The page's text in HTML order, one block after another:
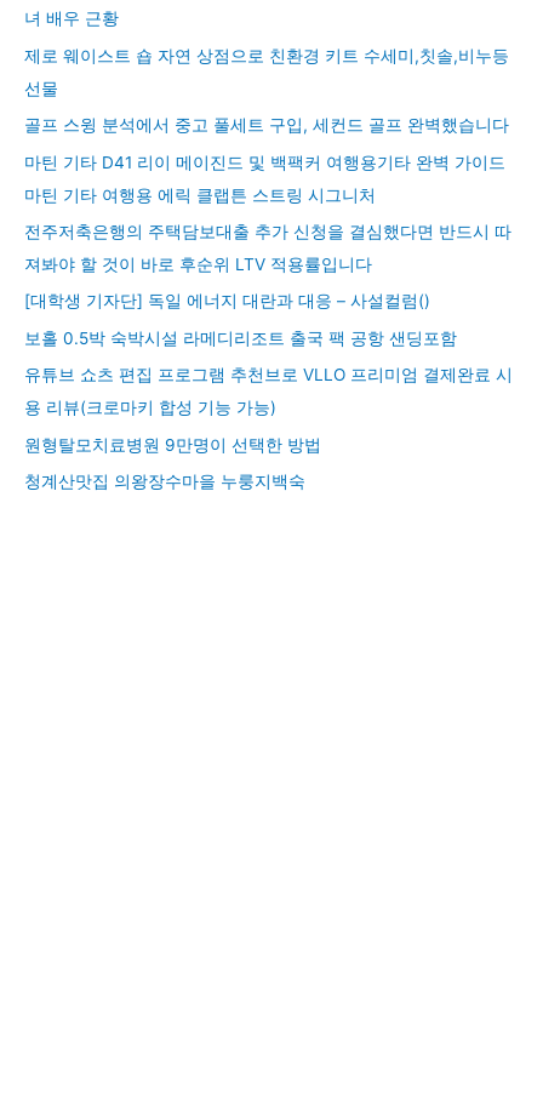
녀 배우 근황
제로 웨이스트 숍 자연 상점으로 친환경 키트 수세미,칫솔,비누등
선물
골프 스윙 분석에서 중고 풀세트 구입, 세컨드 골프 완벽했습니다
마틴 기타 D41 리이 메이진드 및 백팩커 여행용기타 완벽 가이드
마틴 기타 여행용 에릭 클랩튼 스트링 시그니처
전주저축은행의 주택담보대출 추가 신청을 결심했다면 반드시 따
져봐야 할 것이 바로 후순위 LTV 적용률입니다
[대학생 기자단] 독일 에너지 대란과 대응 – 사설컬럼()
보홀 0.5박 숙박시설 라메디리조트 출국 팩 공항 샌딩포함
유튜브 쇼츠 편집 프로그램 추천브로 VLLO 프리미엄 결제완료 시
용 리뷰(크로마키 합성 기능 가능)
원형탈모치료병원 9만명이 선택한 방법
청계산맛집 의왕장수마을 누룽지백숙